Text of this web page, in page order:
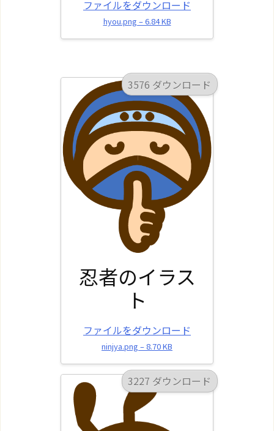
ファイルをダウンロード
hyou.png – 6.84 KB
3576 ダウンロード
忍者のイラス
ト
ファイルをダウンロード
ninjya.png – 8.70 KB
3227 ダウンロード